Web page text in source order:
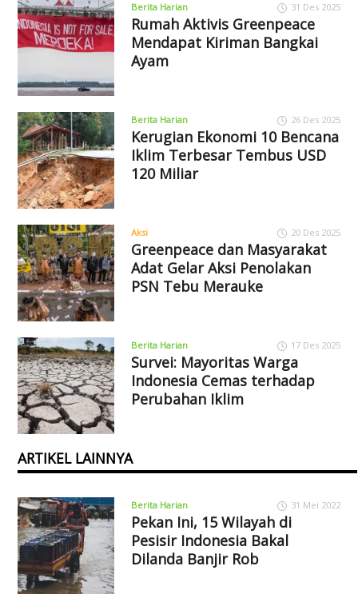
Berita Harian 31 Des 2025
Rumah Aktivis Greenpeace
Mendapat Kiriman Bangkai
Ayam
Berita Harian 26 Des 2025
Kerugian Ekonomi 10 Bencana
Iklim Terbesar Tembus USD
120 Miliar
Aksi 20 Des 2025
Greenpeace dan Masyarakat
Adat Gelar Aksi Penolakan
PSN Tebu Merauke
Berita Harian 17 Des 2025
Survei: Mayoritas Warga
Indonesia Cemas terhadap
Perubahan Iklim
ARTIKEL LAINNYA
Berita Harian 31 Mei 2022
Pekan Ini, 15 Wilayah di
Pesisir Indonesia Bakal
Dilanda Banjir Rob